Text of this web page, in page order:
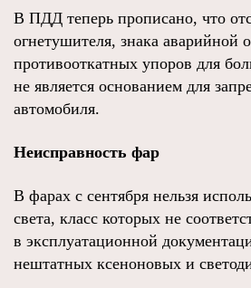
В ПДД теперь прописано, что
огнетушителя, знака аварийной
противооткатных упоров для
не является основанием для
автомобиля.
Неисправность фар
В фарах с сентября нельзя
света, класс которых не
в эксплуатационной
нештатных ксеноновых и